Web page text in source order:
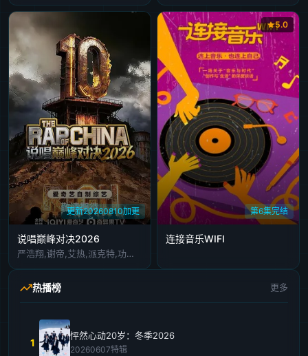
更新20260810加更
说唱巅峰对决2026
严浩翔,谢帝,艾热,派克特,功夫胖,盛宇,杨长青,刘嘉裕,米尔艾力,李斯丹妮,布瑞吉,翁杰,黄旭,杨博睿,吴嘉轩,白景屹,贰万,孙旸,李大奔,徐赢,郭颖
第6集完结
5.0
连接音乐WIFI
热播榜 更多
1
怦然心动20岁：冬季2026
20260607特辑